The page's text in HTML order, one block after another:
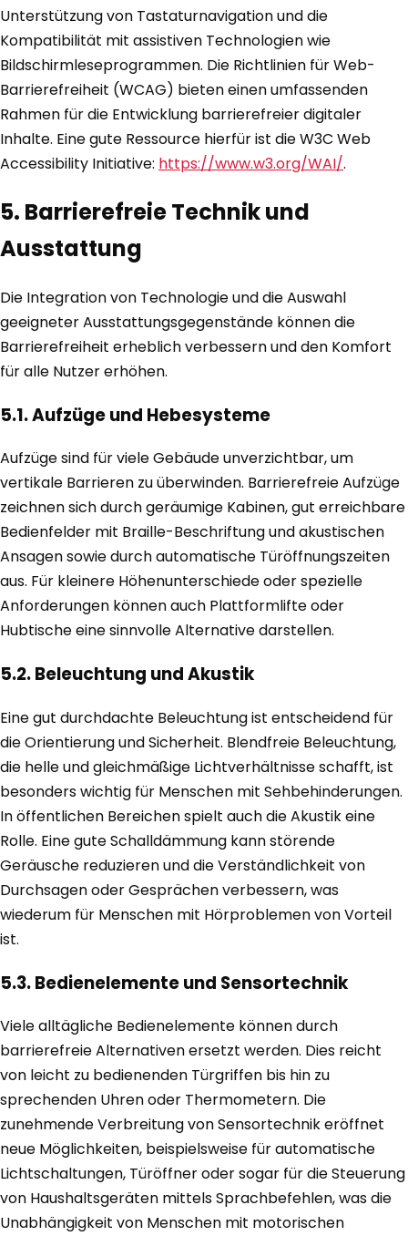
Unterstützung von Tastaturnavigation und die
Kompatibilität mit assistiven Technologien wie
Bildschirmleseprogrammen. Die Richtlinien für Web-
Barrierefreiheit (WCAG) bieten einen umfassenden
Rahmen für die Entwicklung barrierefreier digitaler
Inhalte. Eine gute Ressource hierfür ist die W3C Web
Accessibility Initiative: https://www.w3.org/WAI/.
5. Barrierefreie Technik und
Ausstattung
Die Integration von Technologie und die Auswahl
geeigneter Ausstattungsgegenstände können die
Barrierefreiheit erheblich verbessern und den Komfort
für alle Nutzer erhöhen.
5.1. Aufzüge und Hebesysteme
Aufzüge sind für viele Gebäude unverzichtbar, um
vertikale Barrieren zu überwinden. Barrierefreie Aufzüge
zeichnen sich durch geräumige Kabinen, gut erreichbare
Bedienfelder mit Braille-Beschriftung und akustischen
Ansagen sowie durch automatische Türöffnungszeiten
aus. Für kleinere Höhenunterschiede oder spezielle
Anforderungen können auch Plattformlifte oder
Hubtische eine sinnvolle Alternative darstellen.
5.2. Beleuchtung und Akustik
Eine gut durchdachte Beleuchtung ist entscheidend für
die Orientierung und Sicherheit. Blendfreie Beleuchtung,
die helle und gleichmäßige Lichtverhältnisse schafft, ist
besonders wichtig für Menschen mit Sehbehinderungen.
In öffentlichen Bereichen spielt auch die Akustik eine
Rolle. Eine gute Schalldämmung kann störende
Geräusche reduzieren und die Verständlichkeit von
Durchsagen oder Gesprächen verbessern, was
wiederum für Menschen mit Hörproblemen von Vorteil
ist.
5.3. Bedienelemente und Sensortechnik
Viele alltägliche Bedienelemente können durch
barrierefreie Alternativen ersetzt werden. Dies reicht
von leicht zu bedienenden Türgriffen bis hin zu
sprechenden Uhren oder Thermometern. Die
zunehmende Verbreitung von Sensortechnik eröffnet
neue Möglichkeiten, beispielsweise für automatische
Lichtschaltungen, Türöffner oder sogar für die Steuerung
von Haushaltsgeräten mittels Sprachbefehlen, was die
Unabhängigkeit von Menschen mit motorischen